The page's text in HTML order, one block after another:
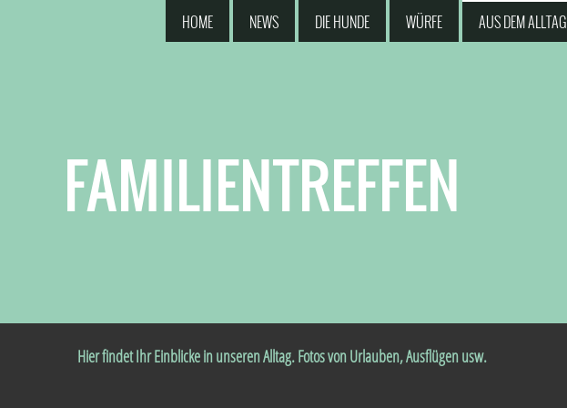
FAMILIENTREFFEN
HOME NEWS DIE HUNDE WÜRFE AUS DEM ALLTAG
Hier findet Ihr Einblicke in unseren Alltag. Fotos von Urlauben, Ausflügen usw.